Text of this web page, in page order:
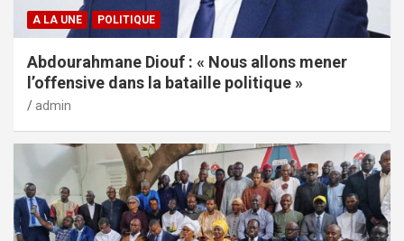
A LA UNE POLITIQUE
Abdourahmane Diouf : « Nous allons mener
l’offensive dans la bataille politique »
admin